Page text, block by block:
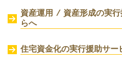
資産運用 / 資産形成の実
らへ
住宅資金化の実行援助サ